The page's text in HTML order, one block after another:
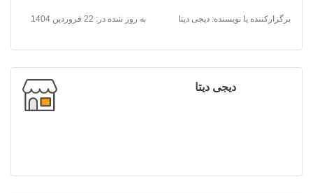
برگزارکننده یا نویسنده: دیجی دیتا به روز شده در: 22 فروردین 1404
دیجی دیتا